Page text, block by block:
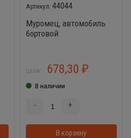
В корзинке
44044
Муромец, автомобиль
бортовой
ЦЕНА: 678,30₽
В наличии
- +
В корзину